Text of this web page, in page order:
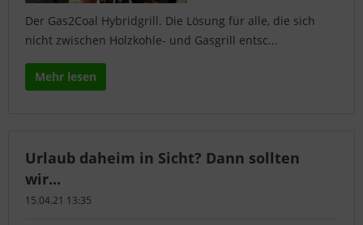
Der Gas2Coal Hybridgrill. Die Lösung für alle, die sich
nicht zwischen Holzkohle- und Gasgrill entsc...
Mehr lesen
Urlaub daheim in Sicht? Dann sollten
wir...
15.04.21 13:35